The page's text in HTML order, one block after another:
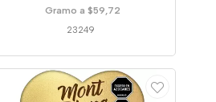
Gramo a $59,72
23249